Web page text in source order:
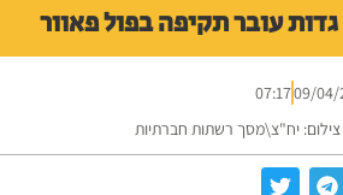
עובר תקיפה בפול פאוור
07:17
יח"צ\מסך רשתות חברתיות